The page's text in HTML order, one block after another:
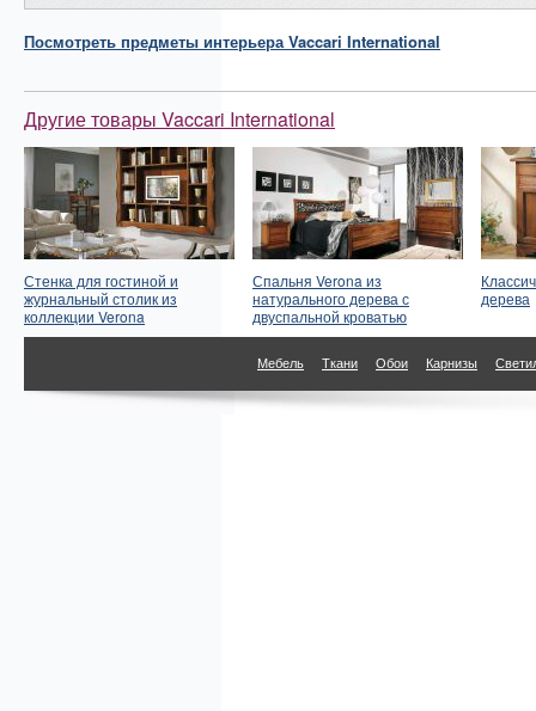
Посмотреть предметы интерьераVaccari International
Другие товары Vaccari International
Стенка для гостиной и
журнальный столик из
коллекции Verona
Спальня Verona из
натурального дерева с
двуспальной кроватью
дерева
Мебель Ткани Обои Карнизы